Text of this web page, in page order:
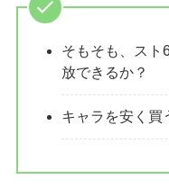
そもそも、スト
放できるか？
キャラを安く買